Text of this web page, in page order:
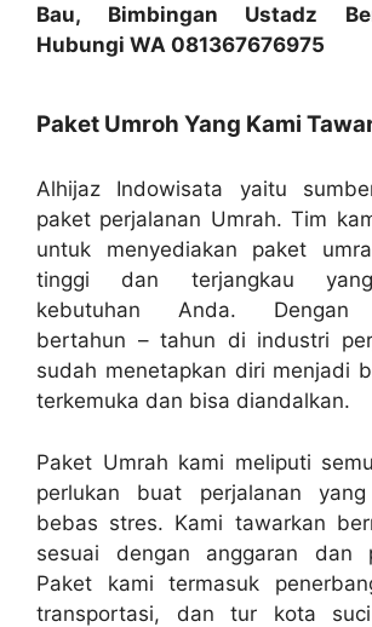
Bau, Bimbingan Ustadz
Hubungi WA 081367676975
Paket Umroh Yang Kami
Alhijaz Indowisata yaitu
paket perjalanan Umrah. Tim
untuk menyediakan paket
tinggi dan terjangkau
kebutuhan Anda. Dengan
bertahun – tahun di industri
sudah menetapkan diri menjadi
terkemuka dan bisa diandalkan.
Paket Umrah kami meliputi
perlukan buat perjalanan
bebas stres. Kami tawarkan
sesuai dengan anggaran dan
Paket kami termasuk
transportasi, dan tur kota